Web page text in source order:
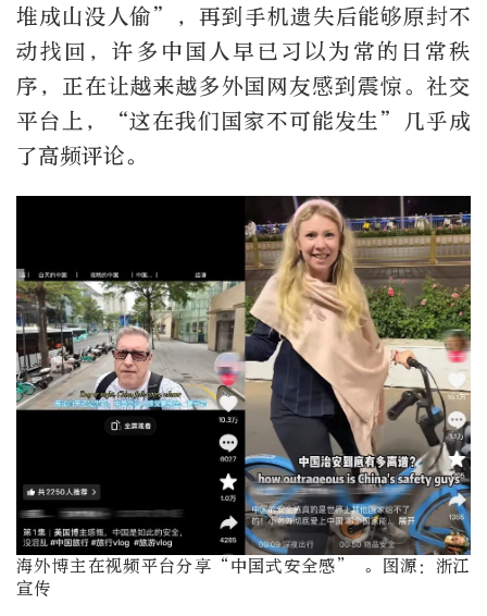
堆成山没人偷”，再到手机遗失后能够原封不
动找回，许多中国人早已习以为常的日常秩
序，正在让越来越多外国网友感到震惊。社交
平台上，“这在我们国家不可能发生”几乎成
了高频评论。
海外博主在视频平台分享“中国式安全感” 。图源：浙江
宣传